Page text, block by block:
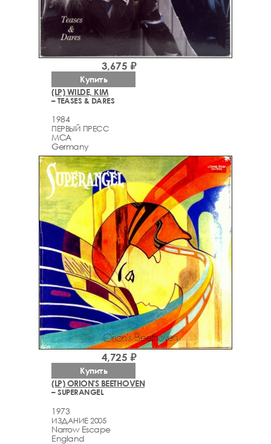
(LP) WILDE, KIM
– TEASES & DARES
1984
ПЕРВЫЙ ПРЕСС
MCA
Germany
3,675 ₽
Купить
(LP) ORION'S BEETHOVEN
– SUPERANGEL
1973
ИЗДАНИЕ 2005
Narrow Escape
England
4,725 ₽
Купить